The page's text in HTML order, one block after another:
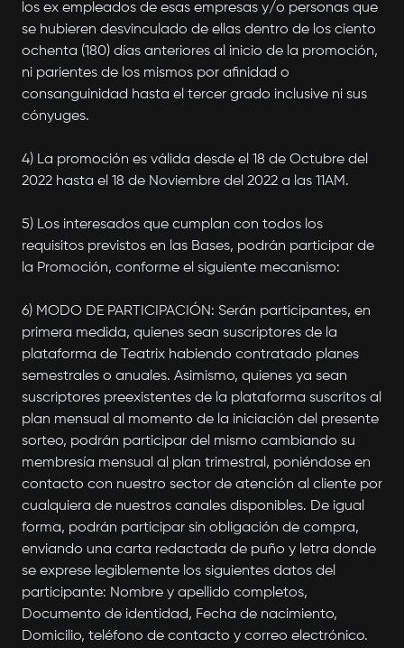
los ex empleados de esas empresas y/o personas que
se hubieren desvinculado de ellas dentro de los ciento
ochenta (180) días anteriores al inicio de la promoción,
ni parientes de los mismos por afinidad o
consanguinidad hasta el tercer grado inclusive ni sus
cónyuges.
4) La promoción es válida desde el 18 de Octubre del
2022 hasta el 18 de Noviembre del 2022 a las 11AM.
5) Los interesados que cumplan con todos los
requisitos previstos en las Bases, podrán participar de
la Promoción, conforme el siguiente mecanismo:
6) MODO DE PARTICIPACIÓN: Serán participantes, en
primera medida, quienes sean suscriptores de la
plataforma de Teatrix habiendo contratado planes
semestrales o anuales. Asimismo, quienes ya sean
suscriptores preexistentes de la plataforma suscritos al
plan mensual al momento de la iniciación del presente
sorteo, podrán participar del mismo cambiando su
membresía mensual al plan trimestral, poniéndose en
contacto con nuestro sector de atención al cliente por
cualquiera de nuestros canales disponibles. De igual
forma, podrán participar sin obligación de compra,
enviando una carta redactada de puño y letra donde
se exprese legiblemente los siguientes datos del
participante: Nombre y apellido completos,
Documento de identidad, Fecha de nacimiento,
Domicilio, teléfono de contacto y correo electrónico.